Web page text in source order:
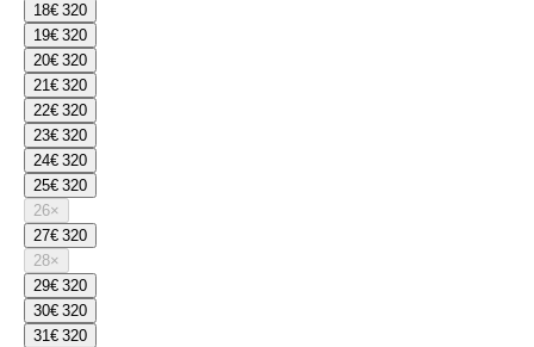
18€ 320
19€ 320
20€ 320
21€ 320
22€ 320
23€ 320
24€ 320
25€ 320
26×
27€ 320
28×
29€ 320
30€ 320
31€ 320